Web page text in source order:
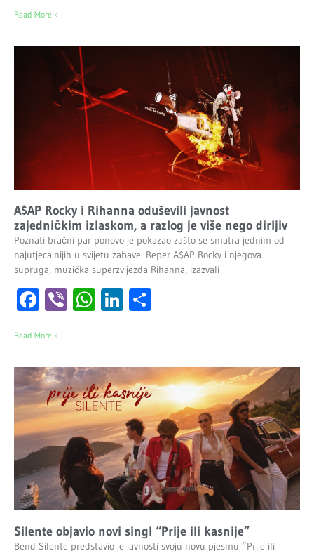
Read More »
A$AP Rocky i Rihanna oduševili javnost
zajedničkim izlaskom, a razlog je više nego dirljiv
Poznati bračni par ponovo je pokazao zašto se smatra jednim od
najutjecajnijih u svijetu zabave. Reper A$AP Rocky i njegova
supruga, muzička superzvijezda Rihanna, izazvali
Facebook
ViberWhatsApp
LinkedIn
Read More »
Silente objavio novi singl “Prije ili kasnije”
Bend Silente predstavio je javnosti svoju novu pjesmu “Prije ili